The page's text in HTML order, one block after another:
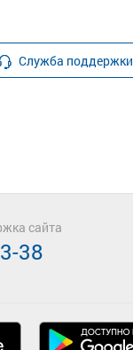
Служба поддержки
сайта
38